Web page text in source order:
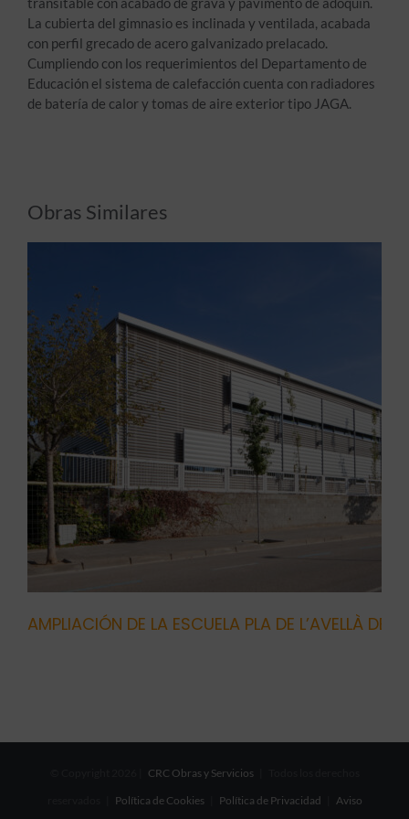
La cubierta del gimnasio es inclinada y ventilada, acabada
con perfil grecado de acero galvanizado prelacado.
Cumpliendo con los requerimientos del Departamento de
Educación el sistema de calefacción cuenta con radiadores
de batería de calor y tomas de aire exterior tipo JAGA.
Obras Similares
AMPLIACIÓN DE LA ESCUELA PLA DE L’AVELLÀ DE
CRC Obras y Servicios| Todos los derechos
Política de Cookies| Política de Privacidad Aviso